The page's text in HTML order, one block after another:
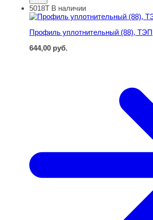
Профиль уплотнительный (88), ТЭП
5018Т В наличии
Профиль уплотнительный (88), ТЭП
644,00 руб.